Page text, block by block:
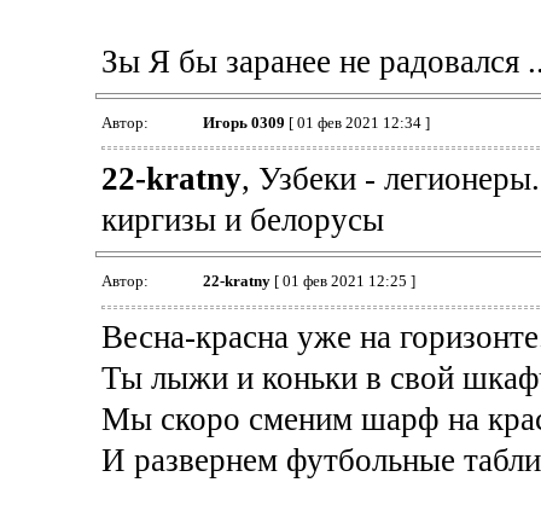
Зы Я бы заранее не радовался
Автор: Игорь 0309 [ 01 фев 2021 12:34 ]
22-kratny, Узбеки -
киргизы и белорусы
Автор: 22-kratny[ 01 фев 2021 12:25 ]
Весна-красна уже на
Ты лыжи и коньки в свой
Мы скоро сменим шарф на
И развернем футбольные